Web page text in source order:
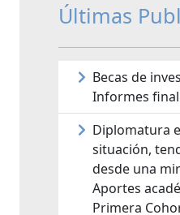
Últimas
Becas de
Informes
Diplomatura
situación,
desde una
Aportes
Primera